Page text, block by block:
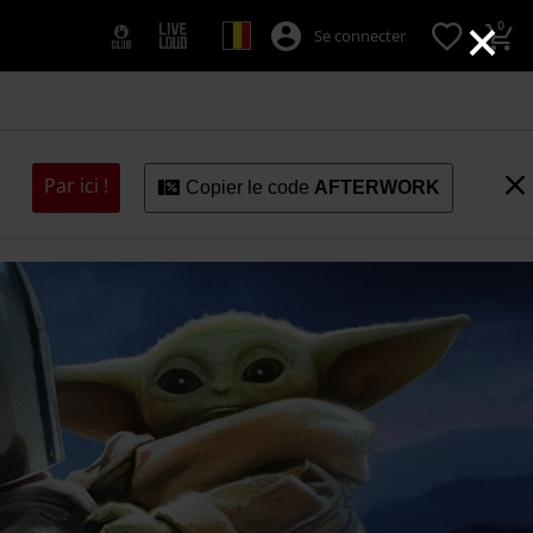
×
Se connecter 0
Par ici ! Copier le code AFTERWORK